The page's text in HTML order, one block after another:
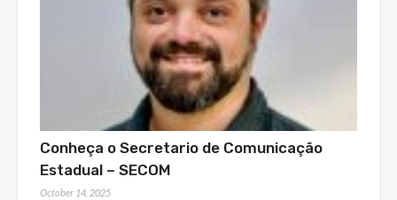
Conheça o Secretario de Comunicação
Estadual – SECOM
October 14, 2025